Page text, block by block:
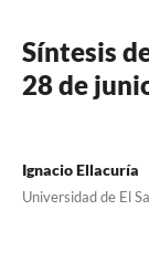
Síntesis
28 de
Ignacio Ellacuría
Universidad de El